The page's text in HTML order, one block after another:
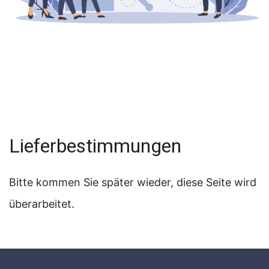
Lieferbestimmungen
Bitte kommen Sie später wieder, diese Seite wird
überarbeitet.